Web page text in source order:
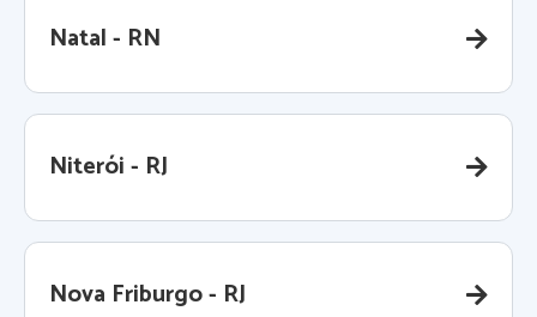
Natal - RN
Niterói - RJ
Nova Friburgo - RJ